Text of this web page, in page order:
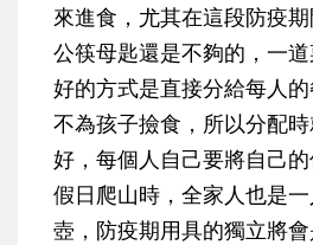
來進食，尤其在這段防疫
公筷母匙還是不夠的，一
好的方式是直接分給每人
不為孩子撿食，所以分配
好，每個人自己要將自己
假日爬山時，全家人也是
壺，防疫期用具的獨立將